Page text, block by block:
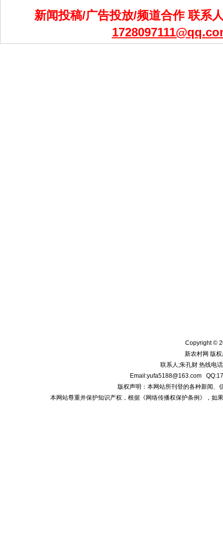
新闻投稿/广告投放/频道合作 联系
Copyright ©
新农村网 版
联系人;朱孔财 热线电
Email:yufa5188@163.com
版权声明：本网站所刊登的各种新闻、
本网站尊重并保护知识产权，根据《网络传播权保护条例》，如